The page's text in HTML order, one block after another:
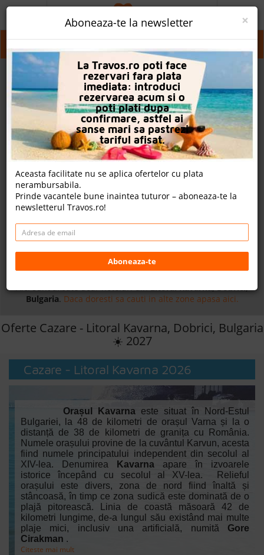
Kavarna
Aici sunt afisate doar hoteluri dinLitoral Kavarna, Dobrici,
Bulgaria. Daca doresti sa cauti in alte zone apasa aici.
Oferte Cazare - Litoral Kavarna, Dobrici, Bulgaria
☀️ 2027
Cazare - Litoral Kavarna 2026
Orașul Kavarna este situat în Nord-Estul
Bulgariei, la 48 de kilometri de orașul Varna și la o
distanță de 38 de kilometri de granița cu România.
Numele orașului provine de la cuvântul Karvun, acesta
fiind numele principatului independent din secolul al
XIV-lea. Denumirea
Kavarna apare în izvoarele
istorice începând cu secolul al XV-lea. Relieful
orașului este divers, zona de nord fiind înaltă și
stâncoasă, în timp ce zona sudică este dominată de o
plajă pitorească. Linia de coastă măsoară 42 de
kilometri lungime, de-a lungul său existând mai multe
plaje mici, inclusiv una artificială, numită Gore
Cirakman .
Citeste mai mult
PROMO
CAUTA REZERVARE
OFERTA PERSONALIZATA
DESPRE NOI
LOGIN
CAZARE
CHARTER AVION
CAZARE + AUTOCAR
CONTACT
×
Aboneaza-te la newsletter
La Travos.ro poti face
rezervari fara plata
imediata: introduci
rezervarea acum si o
poti plati dupa
confirmare, astfel ai
sanse mari sa pastrezi
tariful afisat.
Aceasta facilitate nu se aplica ofertelor cu plata
nerambursabila.
Prinde vacantele bune inaintea tuturor – aboneaza-te la
newsletterul Travos.ro!
Aboneaza-te